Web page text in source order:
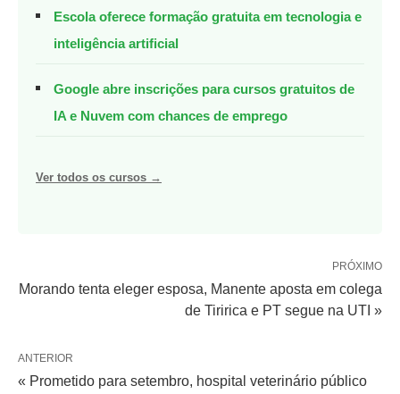
Escola oferece formação gratuita em tecnologia e
inteligência artificial
Google abre inscrições para cursos gratuitos de
IA e Nuvem com chances de emprego
Ver todos os cursos →
PRÓXIMO
Morando tenta eleger esposa, Manente aposta em colega
de Tiririca e PT segue na UTI »
ANTERIOR
« Prometido para setembro, hospital veterinário público